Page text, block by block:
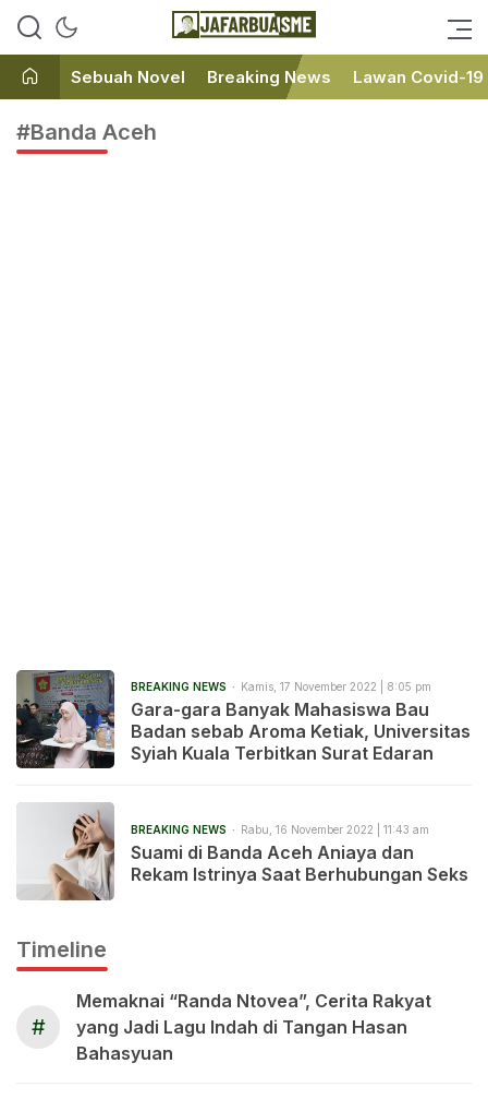
JafarBua
Ini bukan Media Online, Ini
Sebuah Novel Breaking News Lawan Covid-19
#Banda Aceh
BREAKING NEWS Kamis, 17 November 2022 | 8:05 pm
Gara-gara Banyak Mahasiswa Bau
Badan sebab Aroma Ketiak, Universitas
Syiah Kuala Terbitkan Surat Edaran
BREAKING NEWS Rabu, 16 November 2022 | 11:43 am
Suami di Banda Aceh Aniaya dan
Rekam Istrinya Saat Berhubungan Seks
Timeline
#
Memaknai “Randa Ntovea”, Cerita Rakyat
yang Jadi Lagu Indah di Tangan Hasan
Bahasyuan